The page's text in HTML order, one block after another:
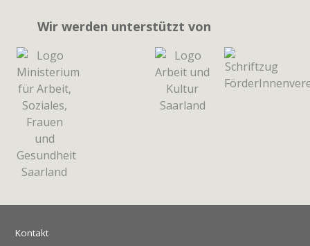
Wir werden unterstützt von
Kontakt